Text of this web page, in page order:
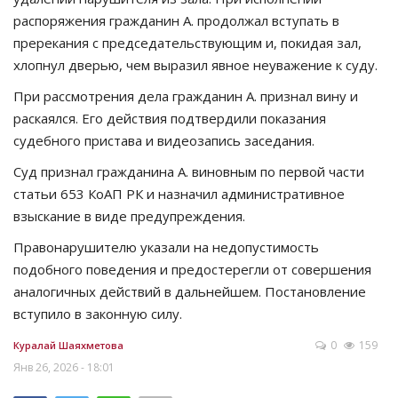
распоряжения гражданин А. продолжал вступать в
пререкания с председательствующим и, покидая зал,
хлопнул дверью, чем выразил явное неуважение к суду.
При рассмотрения дела гражданин А. признал вину и
раскаялся. Его действия подтвердили показания
судебного пристава и видеозапись заседания.
Суд признал гражданина А. виновным по первой части
статьи 653 КоАП РК и назначил административное
взыскание в виде предупреждения.
Правонарушителю указали на недопустимость
подобного поведения и предостерегли от совершения
аналогичных действий в дальнейшем. Постановление
вступило в законную силу.
Куралай Шаяхметова
Янв 26, 2026 - 18:01
0 159